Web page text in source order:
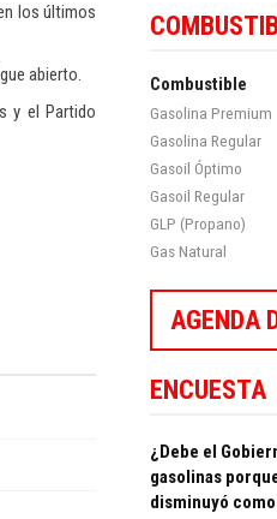
los últimos
abierto.
y el Partido
Combustible
Gasolina Premium
Gasolina Regular
Gasoil Óptimo
Gasoil Regular
GLP (Propano)
Gas Natural
AGENDA
ENCUESTA
¿Debe el
gasolinas
disminuyó